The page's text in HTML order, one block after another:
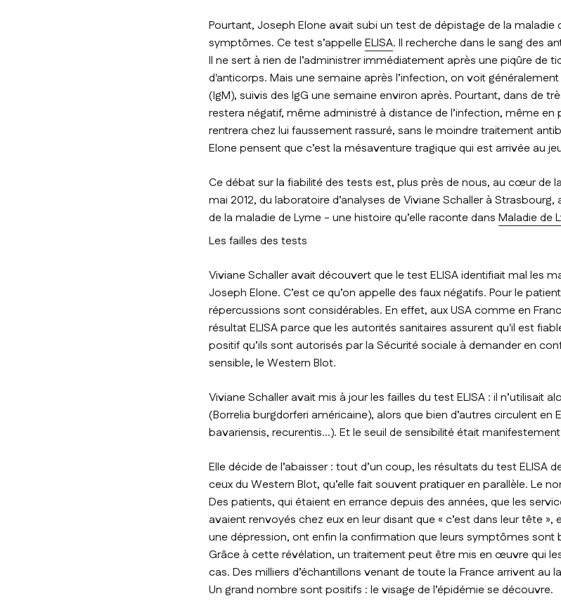
Pourtant, Joseph Elone avait subi un test de dépistage de la maladie
symptômes. Ce test s’appelleELISA. Il recherche dans le sang des
Il ne sert à rien de l’administrer immédiatement après une piqûre de
d'anticorps. Mais une semaine après l’infection, on voit
(IgM), suivis des IgG une semaine environ après. Pourtant, dans de
restera négatif, même administré à distance de l’infection, même en
rentrera chez lui faussement rassuré, sans le moindre traitement
Elone pensent que c’est la mésaventure tragique qui est arrivée au
Ce débat sur la fiabilité des tests est, plus près de nous, au cœur de
mai 2012, du laboratoire d’analyses de Viviane Schaller à
de la maladie de Lyme - une histoire qu’elle raconte dans Maladie de
Les failles des tests
Viviane Schaller avait découvert que le test ELISA identifiait mal les
Joseph Elone. C’est ce qu’on appelle des faux négatifs. Pour le
répercussions sont considérables. En effet, aux USA comme en
résultat ELISA parce que les autorités sanitaires assurent qu'il est
positif qu’ils sont autorisés par la Sécurité sociale à demander en
sensible, le Western Blot.
Viviane Schaller avait mis à jour les failles du test ELISA : il n’utilisait
(Borrelia burgdorferi américaine), alors que bien d’autres circulent en
bavariensis, recurentis…). Et le seuil de sensibilité était
Elle décide de l’abaisser : tout d’un coup, les résultats du test ELISA
ceux du Western Blot, qu’elle fait souvent pratiquer en parallèle. Le
Des patients, qui étaient en errance depuis des années, que les
avaient renvoyés chez eux en leur disant que « c’est dans leur tête
une dépression, ont enfin la confirmation que leurs symptômes sont
Grâce à cette révélation, un traitement peut être mis en œuvre qui
cas. Des milliers d’échantillons venant de toute la France arrivent au
Un grand nombre sont positifs : le visage de l’épidémie se découvre.